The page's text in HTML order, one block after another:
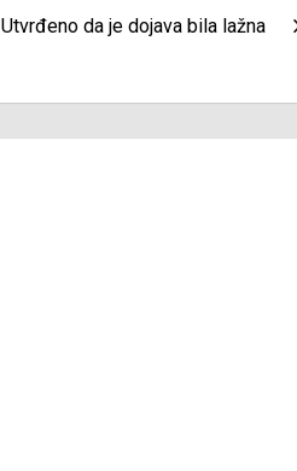
Utvrđeno da je dojava bila lažna